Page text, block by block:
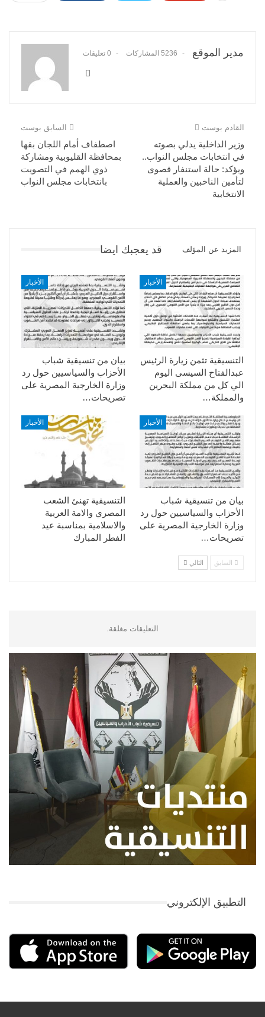
مدير الموقع 5236 المشاركات 0 تعليقات
السابق بوست
اصطفاف أمام اللجان بقها
بمحافظة القليوبية ومشاركة
ذوي الهمم في التصويت
بانتخابات مجلس النواب
القادم بوست
وزير الداخلية يدلي بصوته
في انتخابات مجلس النواب..
ويؤكد: حالة استنفار قصوى
لتأمين الناخبين والعملية
الانتخابية
قد يعجبك ايضا المزيد عن المؤلف
الأخبار
بيان من تنسيقية شباب
الأحزاب والسياسيين حول رد
وزارة الخارجية المصرية على
تصريحات…
الأخبار
التنسيقية تثمن زيارة الرئيس
عبدالفتاح السيسى اليوم
الي كل من مملكة البحرين
والمملكة…
الأخبار
التنسيقية تهنئ الشعب
المصري والامة العربية
والاسلامية بمناسبة عيد
الفطر المبارك
الأخبار
بيان من تنسيقية شباب
الأحزاب والسياسيين حول رد
وزارة الخارجية المصرية على
تصريحات…
السابق التالي
التعليقات مغلقة.
التطبيق الإلكتروني